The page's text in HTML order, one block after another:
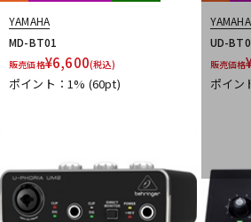
YAMAHA
MD-BT01
販売価格¥6,600(税込)
ポイント：1% (60pt)
YAMAHA
UD-
販売価格
ポイン